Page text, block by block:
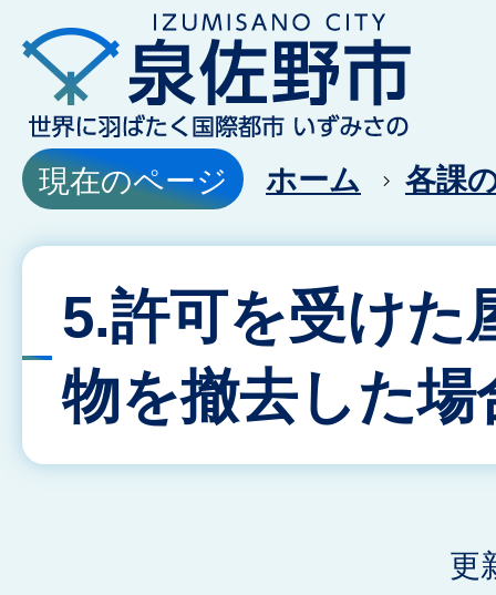
現在のページ ホーム 各課
5.許可を受けた
物を撤去した場
更